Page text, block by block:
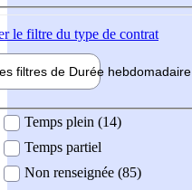
le filtre du type de contrat
filtres de Durée hebdomadaire
Temps plein (14)
Temps partiel
Non renseignée (85)